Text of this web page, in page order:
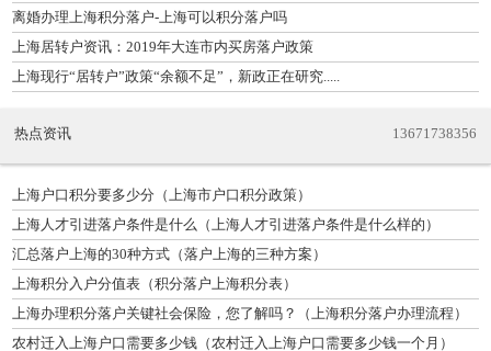
离婚办理上海积分落户-上海可以积分落户吗
上海居转户资讯：2019年大连市内买房落户政策
上海现行“居转户”政策“余额不足”，新政正在研究.....
热点资讯 13671738356
上海户口积分要多少分（上海市户口积分政策）
上海人才引进落户条件是什么（上海人才引进落户条件是什么样的）
汇总落户上海的30种方式（落户上海的三种方案）
上海积分入户分值表（积分落户上海积分表）
上海办理积分落户关键社会保险，您了解吗？（上海积分落户办理流程）
农村迁入上海户口需要多少钱（农村迁入上海户口需要多少钱一个月）